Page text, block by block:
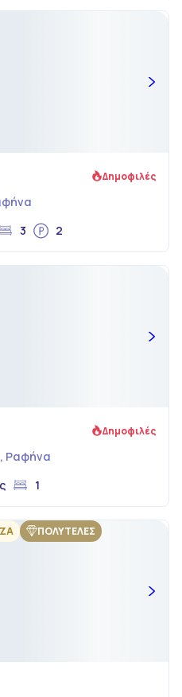
Δημοφιλές
3 2
Δημοφιλές
Ραφήνα
1
ΠΟΛΥΤΕΛΕΣ